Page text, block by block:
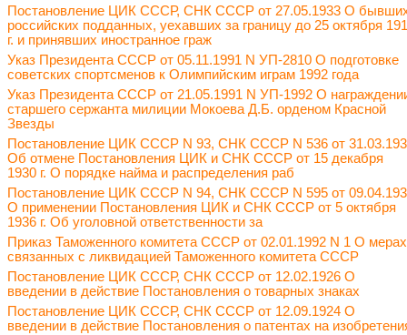
Постановление ЦИК СССР, СНК СССР от 27.05.1933 О
российских подданных, уехавших за границу до 25 октября
г. и принявших иностранное граж
Указ Президента СССР от 05.11.1991 N УП-2810 О подготовке
советских спортсменов к Олимпийским играм 1992 года
Указ Президента СССР от 21.05.1991 N УП-1992 О
старшего сержанта милиции Мокоева Д.Б. орденом Красной
Звезды
Постановление ЦИК СССР N 93, СНК СССР N 536 от
Об отмене Постановления ЦИК и СНК СССР от 15 декабря
1930 г. О порядке найма и распределения раб
Постановление ЦИК СССР N 94, СНК СССР N 595 от
О применении Постановления ЦИК и СНК СССР от 5 октября
1936 г. Об уголовной ответственности за
Приказ Таможенного комитета СССР от 02.01.1992 N 1 О
связанных с ликвидацией Таможенного комитета СССР
Постановление ЦИК СССР, СНК СССР от 12.02.1926 О
введении в действие Постановления о товарных знаках
Постановление ЦИК СССР, СНК СССР от 12.09.1924 О
введении в действие Постановления о патентах на